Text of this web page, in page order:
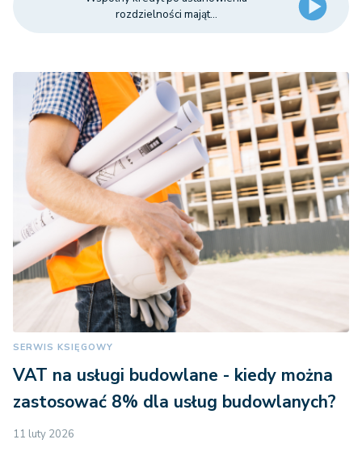
rozdzielności mająt...
SERWIS KSIĘGOWY
VAT na usługi budowlane - kiedy można
zastosować 8% dla usług budowlanych?
11 luty 2026